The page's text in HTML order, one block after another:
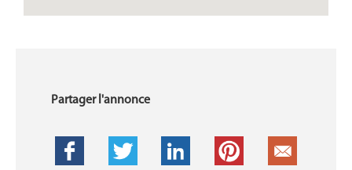
Partager l'annonce